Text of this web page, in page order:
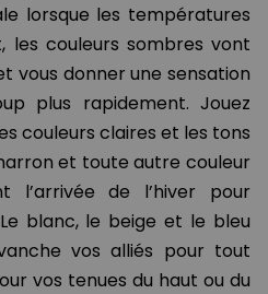
lorsque les températures
les couleurs sombres vont
vous donner une sensation
plus rapidement. Jouez
couleurs claires et les tons
et toute autre couleur
l’arrivée de l’hiver pour
blanc, le beige et le bleu
vos alliés pour tout
vos tenues du haut ou du